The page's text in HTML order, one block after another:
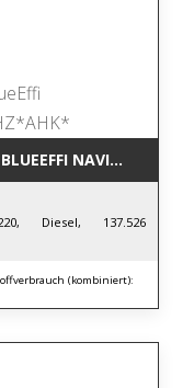
MERCEDES-BENZ GLK 220 CDI
Diesel, 137.526
(kombiniert):